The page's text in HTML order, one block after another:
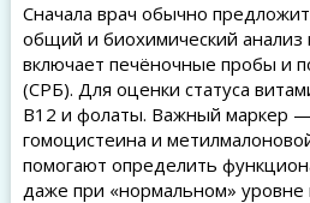
Сначала врач обычно
общий и биохимический анализ
включает печёночные пробы и
(СРБ). Для оценки статуса
B12 и фолаты. Важный маркер
гомоцистеина и
помогают определить
даже при «нормальном» уровне